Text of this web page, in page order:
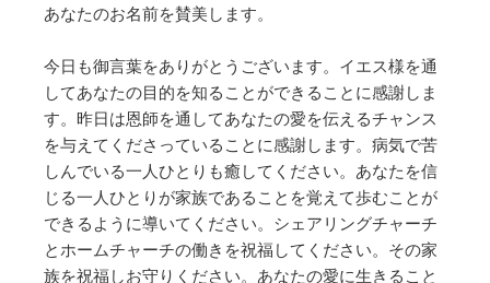
あなたのお名前を賛美します。
今日も御言葉をありがとうございます。イエス様を通
してあなたの目的を知ることができることに感謝しま
す。昨日は恩師を通してあなたの愛を伝えるチャンス
を与えてくださっていることに感謝します。病気で苦
しんでいる一人ひとりも癒してください。あなたを信
じる一人ひとりが家族であることを覚えて歩むことが
できるように導いてください。シェアリングチャーチ
とホームチャーチの働きを祝福してください。その家
族を祝福しお守りください。あなたの愛に生きること